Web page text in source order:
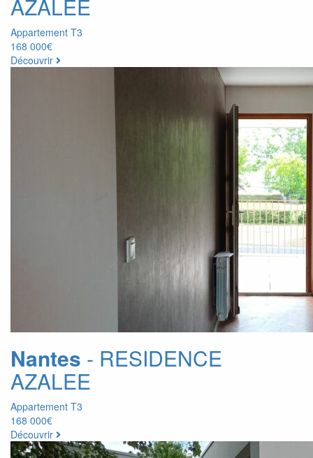
AZALEE
Appartement T3
168 000€
Découvrir
Nantes - RESIDENCE
AZALEE
Appartement T3
168 000€
Découvrir